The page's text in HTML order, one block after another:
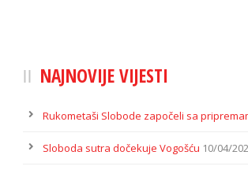
NAJNOVIJE VIJESTI
Rukometaši Slobode započeli sa
Sloboda sutra dočekuje Vogošću 10/04/